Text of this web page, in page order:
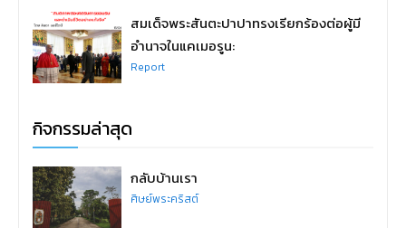
สมเด็จพระสันตะปาปาทรงเรียกร้องต่อผู้มี
อำนาจในแคเมอรูน:
Report
กิจกรรมล่าสุด
กลับบ้านเรา
ศิษย์พระคริสต์